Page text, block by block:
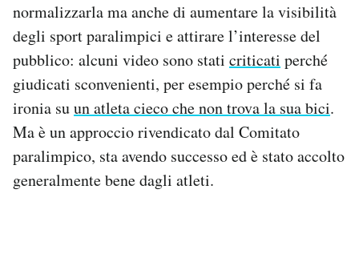
normalizzarla ma anche di aumentare la visibilità
degli sport paralimpici e attirare l’interesse del
pubblico: alcuni video sono stati criticati perché
giudicati sconvenienti, per esempio perché si fa
ironia suun atleta cieco che non trova la sua bici.
Ma è un approccio rivendicato dal Comitato
paralimpico, sta avendo successo ed è stato accolto
generalmente bene dagli atleti.